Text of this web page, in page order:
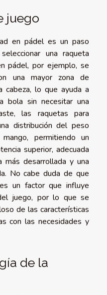
juego
en pádel es un paso
una raqueta
pádel, por ejemplo, se
una mayor zona de
cabeza, lo que ayuda a
bola sin necesitar una
las raquetas para
distribución del peso
permitiendo un
superior, adecuada
más desarrollada y una
No cabe duda de que
un factor que influye
juego, por lo que se
de las características
con las necesidades y
de la